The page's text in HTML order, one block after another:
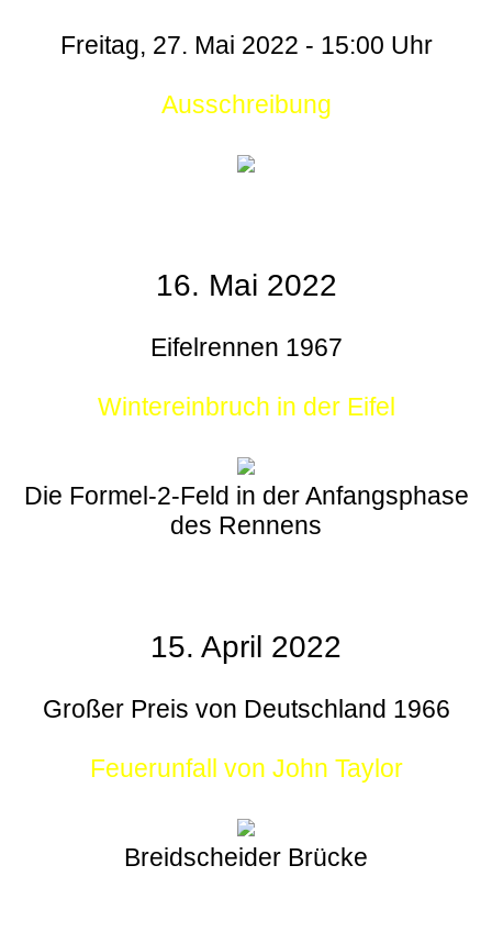
Freitag, 27. Mai 2022 - 15:00 Uhr
Ausschreibung
16. Mai 2022
Eifelrennen 1967
Wintereinbruch in der Eifel
Die Formel-2-Feld in der Anfangsphase
des Rennens
15. April 2022
Großer Preis von Deutschland 1966
Feuerunfall von John Taylor
Breidscheider Brücke